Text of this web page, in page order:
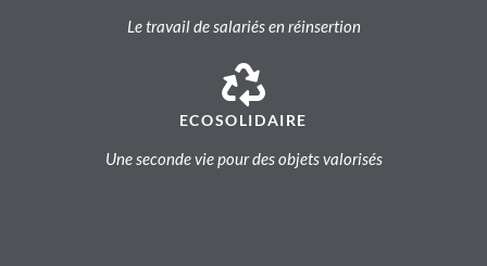
Le travail de salariés en réinsertion
ECOSOLIDAIRE
Une seconde vie pour des objets valorisés